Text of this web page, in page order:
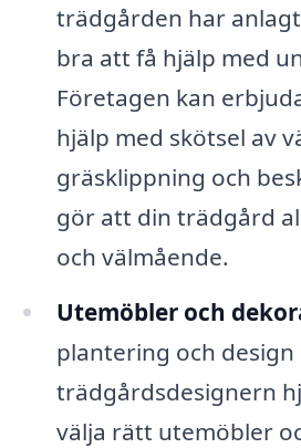
trädgården har
bra att få hjälp med
Företagen kan
hjälp med skötsel av
gräsklippning och
gör att din trädgård
och välmående.
Utemöbler och
plantering och design
trädgårdsdesignern
välja rätt utemöbler